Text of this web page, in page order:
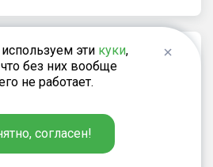
Максимова Т.Н.
550₽
Олимпиадные задания по
математике, русскому языку и
эти куки,
без них вообще
не работает.
согласен!